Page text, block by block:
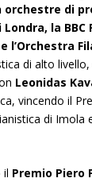
orchestre di
la BBC
l’Orchestra
di alto
Leonidas
vincendo il
di Imola
il Premio Piero